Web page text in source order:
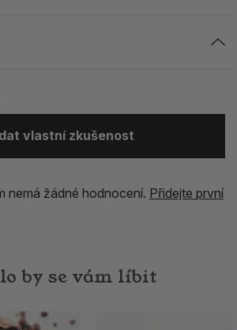
vlastní zkušenost
nemá žádné hodnocení. Přidejte první
by se vám líbit